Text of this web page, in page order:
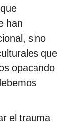
han
sino
que
opacando
el trauma